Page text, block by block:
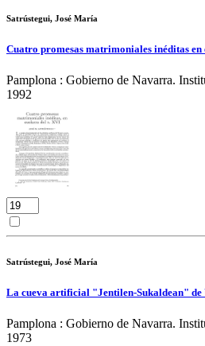
Satrústegui, José María
Cuatro promesas matrimoniales inéditas
Pamplona : Gobierno de Navarra.
1992
Satrústegui, José María
La cueva artificial "Jentilen-Sukaldean"
Pamplona : Gobierno de Navarra.
1973